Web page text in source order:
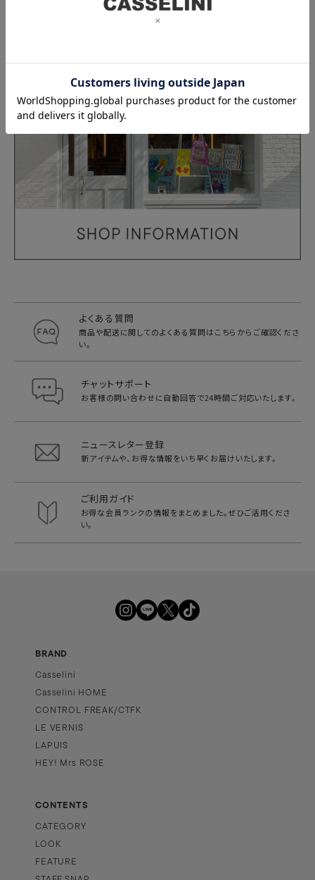
よくある質問
商品や配送に関してのよくある質問はこちらからご確認くださ
い。
チャットサポート
お客様の問い合わせに自動回答で24時間ご対応いたします。
ニュースレター登録
新アイテムや、お得な情報をいち早く お届けいたします。
ご利用ガイド
お得な会員ランクの情報をまとめました。ぜひご活用くださ
い。
BRAND
Casselini
Casselini HOME
CONTROL FREAK/CTFK
LE VERNIS
LAPUIS
HEY! Mrs ROSE
CONTENTS
CATEGORY
LOOK
FEATURE